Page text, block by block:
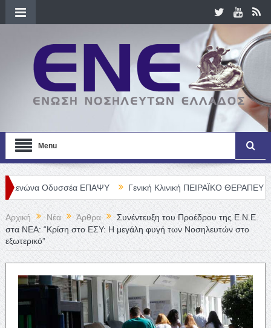
Menu
ΕΠΑΨΥ Γενική Κλινική ΠΕΙΡΑΪΚΟ ΘΕΡΑΠΕΥΤΗΡΙΟ Α. Ε. –
Αρχική Νέα Άρθρα
Συνέντευξη του Προέδρου της Ε.Ν.Ε.
στα ΝΕΑ: “Κρίση στο ΕΣΥ: Η μεγάλη φυγή των Νοσηλευτών στο
εξωτερικό”